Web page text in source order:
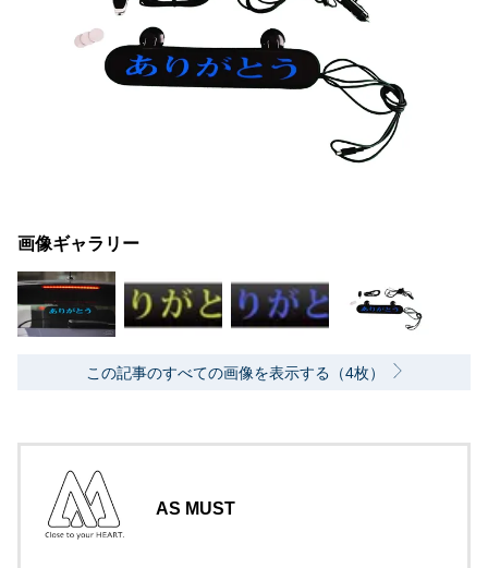
画像ギャラリー
この記事のすべての画像を表示する（4枚）
AS MUST